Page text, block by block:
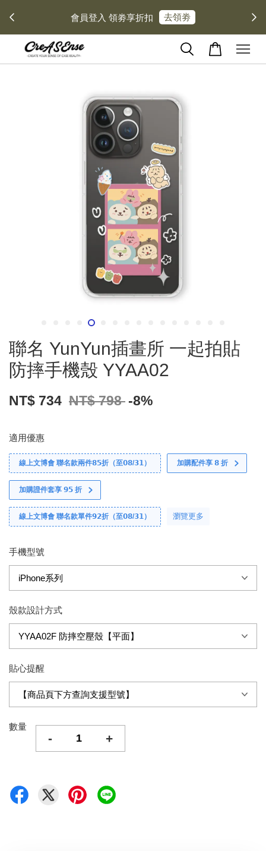
會員登入 領劵享折扣 去領劵
聯名 YunYun插畫所 一起拍貼
防摔手機殼 YYAA02
NT$ 734 NT$ 798 -8%
適用優惠
線上文博會 聯名款兩件𝟴𝟱折（至𝟬𝟴/𝟯𝟭） 加購配件享 𝟴 折
加購證件套享 𝟵𝟱 折
線上文博會 聯名款單件𝟵𝟮折（至𝟬𝟴/𝟯𝟭） 瀏覽更多
手機型號
殼款設計方式
貼心提醒
數量
- +